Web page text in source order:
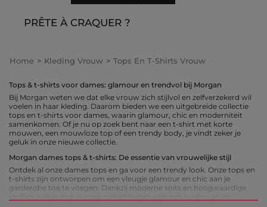
PRÊTE À CRAQUER ?
Home Kleding Vrouw Tops En T-Shirts Vrouw
Tops & t-shirts voor dames: glamour en trendvol bij Morgan
Bij Morgan weten we dat elke vrouw zich stijlvol en zelfverzekerd wil
voelen in haar kleding. Daarom bieden we een uitgebreide collectie
tops en t-shirts voor dames, waarin glamour, chic en moderniteit
samenkomen. Of je nu op zoek bent naar een t-shirt met korte
mouwen, een mouwloze top of een trendy body, je vindt zeker je
geluk in onze nieuwe collectie.
Morgan dames tops & t-shirts: De essentie van vrouwelijke stijl
Ontdek al onze dames tops en ga voor een trendy look. Onze tops en
t-shirts zijn ontworpen om een vleugje glamour en chic aan je
garderobe toe te voegen. Dankzij moderne snits en hoogwaardige